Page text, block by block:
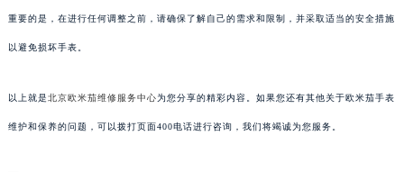
重要的是，在进行任何调整之前，请确保了解自己的需求和限制，并采取适当的安全措施
以避免损坏手表。
以上就是北京欧米茄维修服务中心为您分享的精彩内容。如果您还有其他关于欧米茄手表
维护和保养的问题，可以拨打页面400电话进行咨询，我们将竭诚为您服务。